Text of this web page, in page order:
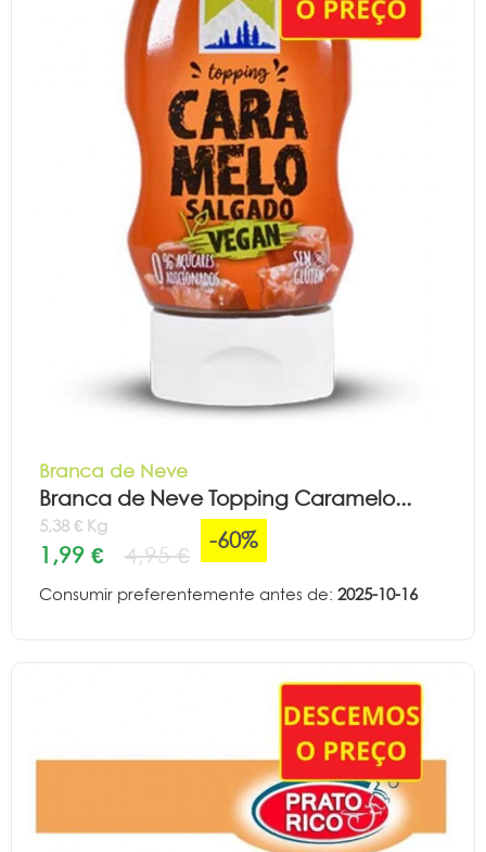
Branca de Neve
Branca de Neve Topping Caramelo...
5,38 € Kg
1,99 € 4,95 €
-60%
Consumir preferentemente antes de: 2025-10-16